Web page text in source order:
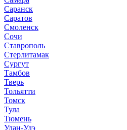
Саранск
Саратов
Смоленск
Сочи
Ставрополь
Стерлитамак
Сургут
Тамбов
Тверь
Тольятти
Томск
Тула
Тюмень
Улан-Удэ